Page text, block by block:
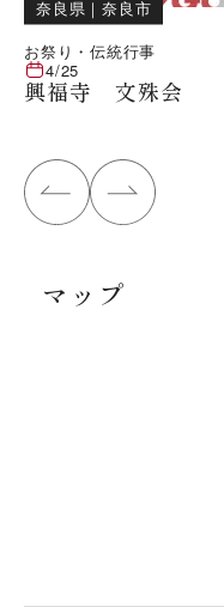
奈良県 ｜奈良市
お祭り・伝統行事
4/25
興福寺 文殊会
マップ